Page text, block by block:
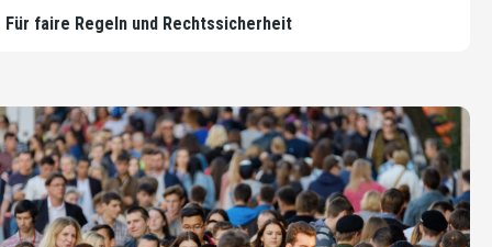
Für faire Regeln und Rechtssicherheit